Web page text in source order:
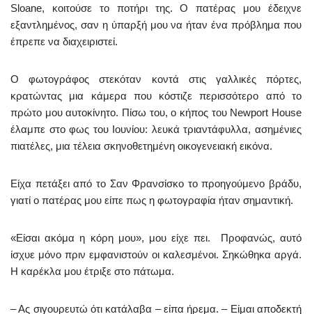
Sloane, κοιτούσε το ποτήρι της. Ο πατέρας μου έδειχνε
εξαντλημένος, σαν η ύπαρξή μου να ήταν ένα πρόβλημα που
έπρεπε να διαχειριστεί.
Ο φωτογράφος στεκόταν κοντά στις γαλλικές πόρτες,
κρατώντας μια κάμερα που κόστιζε περισσότερο από το
πρώτο μου αυτοκίνητο. Πίσω του, ο κήπος του Newport House
έλαμπε στο φως του Ιουνίου: λευκά τριαντάφυλλα, ασημένιες
πιατέλες, μια τέλεια σκηνοθετημένη οικογενειακή εικόνα.
Είχα πετάξει από το Σαν Φρανσίσκο το προηγούμενο βράδυ,
γιατί ο πατέρας μου είπε πως η φωτογραφία ήταν σημαντική.
«Είσαι ακόμα η κόρη μου», μου είχε πει. Προφανώς, αυτό
ίσχυε μόνο πριν εμφανιστούν οι καλεσμένοι. Σηκώθηκα αργά.
Η καρέκλα μου έτριξε στο πάτωμα.
– Ας σιγουρευτώ ότι κατάλαβα – είπα ήρεμα. – Είμαι αποδεκτή